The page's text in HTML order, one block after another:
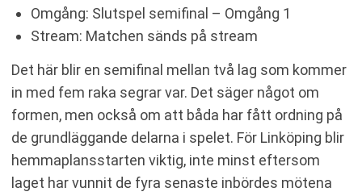
Omgång: Slutspel semifinal – Omgång 1
Stream: Matchen sänds på stream
Det här blir en semifinal mellan två lag som kommer
in med fem raka segrar var. Det säger något om
formen, men också om att båda har fått ordning på
de grundläggande delarna i spelet. För Linköping blir
hemmaplansstarten viktig, inte minst eftersom
laget har vunnit de fyra senaste inbördes mötena